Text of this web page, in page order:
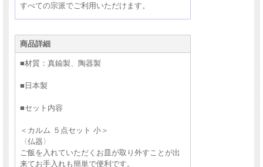
モダン仏具セット（単体）はこちら ＞
すべての宗派でご利用いただけます。
商品詳細
■材質： 真鍮製、陶器製
■日本製
■セット内容
＜カルム ５点セット 小＞
〈仏器〉
ご飯を入れていただくお皿が取り外すことが出
来てお手入れも簡単で便利です。